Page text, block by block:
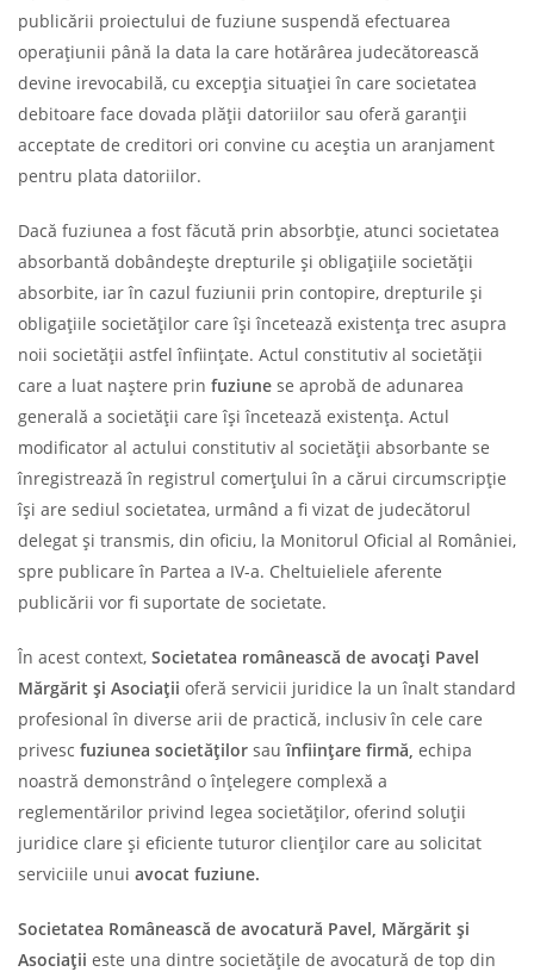
publicării proiectului de fuziune suspendă efectuarea
operațiunii până la data la care hotărârea judecătorească
devine irevocabilă, cu excepția situației în care societatea
debitoare face dovada plăţii datoriilor sau oferă garanţii
acceptate de creditori ori convine cu aceştia un aranjament
pentru plata datoriilor.
Dacă fuziunea a fost făcută prin absorbție, atunci societatea
absorbantă dobândește drepturile și obligațiile societății
absorbite, iar în cazul fuziunii prin contopire, drepturile şi
obligaţiile societăţilor care îşi încetează existenţa trec asupra
noii societăţii astfel înfiinţate. Actul constitutiv al societății
care a luat naștere prin fuziune se aprobă de adunarea
generală a societăţii care îşi încetează existenţa. Actul
modificator al actului constitutiv al societăţii absorbante se
înregistrează în registrul comerţului în a cărui circumscripţie
îşi are sediul societatea, urmând a fi vizat de judecătorul
delegat și transmis, din oficiu, la Monitorul Oficial al României,
spre publicare în Partea a IV-a. Cheltuieliele aferente
publicării vor fi suportate de societate.
În acest context, Societatea românească de avocați Pavel
Mărgărit și Asociații oferă servicii juridice la un înalt standard
profesional în diverse arii de practică, inclusiv în cele care
privesc fuziunea societăților sau înființare firmă, echipa
noastră demonstrând o înțelegere complexă a
reglementărilor privind legea societăților, oferind soluții
juridice clare și eficiente tuturor clienților care au solicitat
serviciile unui avocat fuziune.
Societatea Românească de avocatură Pavel, Mărgărit și
Asociații este una dintre societățile de avocatură de top din